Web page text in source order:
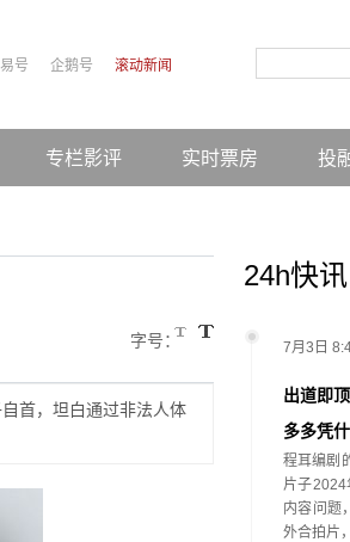
号 企鹅号 滚动新闻
专栏影评 实时票房 投
字号：
首，坦白通过非法人体
24h快讯
7月3日
出道即
多多凭
程耳编剧
片子2024
内容问题
外合拍片